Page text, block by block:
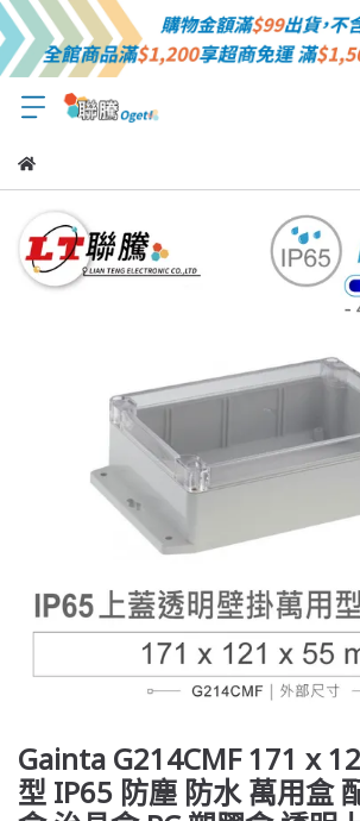
Gainta G214CMF 171 x
型 IP65 防塵 防水 萬用盒